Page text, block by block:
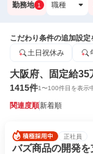
勤務地 1 職種
こだわり条件の追加設
土日祝休み
大阪府、固定給35
1415件1〜100件目を表示
関連度順新着順
正社員
バズ商品の開発